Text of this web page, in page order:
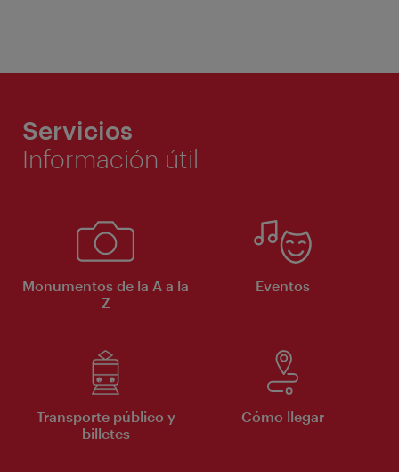
Servicios
Información útil
Monumentos de la A a la
Z
Eventos
Transporte público y
billetes
Cómo llegar